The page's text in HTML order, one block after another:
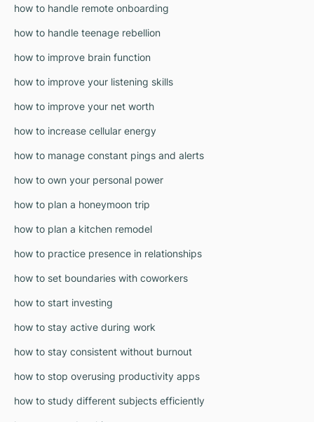
how to handle remote onboarding
how to handle teenage rebellion
how to improve brain function
how to improve your listening skills
how to improve your net worth
how to increase cellular energy
how to manage constant pings and alerts
how to own your personal power
how to plan a honeymoon trip
how to plan a kitchen remodel
how to practice presence in relationships
how to set boundaries with coworkers
how to start investing
how to stay active during work
how to stay consistent without burnout
how to stop overusing productivity apps
how to study different subjects efficiently